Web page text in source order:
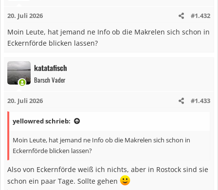
20. Juli 2026 #1.432
Moin Leute, hat jemand ne Info ob die Makrelen sich schon in
Eckernförde blicken lassen?
katatafisch
Barsch Vader
20. Juli 2026 #1.433
yellowred schrieb:
Moin Leute, hat jemand ne Info ob die Makrelen sich schon in
Eckernförde blicken lassen?
Also von Eckernförde weiß ich nichts, aber in Rostock sind sie
schon ein paar Tage. Sollte gehen